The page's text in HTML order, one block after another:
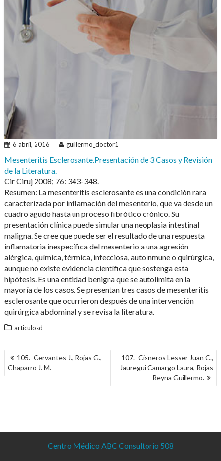
6 abril, 2016 guillermo_doctor1
Mesenteritis Esclerosante.Presentación de 3 Casos y Revisión
de la Literatura.
Cir Ciruj 2008; 76: 343-348.
Resumen: La mesenteritis esclerosante es una condición rara
caracterizada por inflamación del mesenterio, que va desde un
cuadro agudo hasta un proceso fibrótico crónico. Su
presentación clínica puede simular una neoplasia intestinal
maligna. Se cree que puede ser el resultado de una respuesta
inflamatoria inespecífica del mesenterio a una agresión
alérgica, química, térmica, infecciosa, autoinmune o quirúrgica,
aunque no existe evidencia científica que sostenga esta
hipótesis. Es una entidad benigna que se autolimita en la
mayoría de los casos. Se presentan tres casos de mesenteritis
esclerosante que ocurrieron después de una intervención
quirúrgica abdominal y se revisa la literatura.
articulosd
NAVEGACIÓN
DE
ENTRADAS
105.- Cervantes J., Rojas G.,
Chaparro J. M.
107.- Cisneros Lesser Juan C.,
Jauregui Camargo Laura, Rojas
Reyna Guillermo.
Centro Médico ABC Consultorio 508